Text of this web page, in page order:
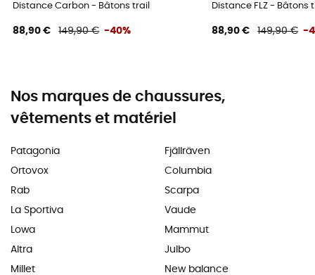
Distance Carbon - Bâtons trail
88,90 € 149,90 € -40%
Distance FLZ - Bâtons
88,90 € 149,90 € -
Nos marques de chaussures,
vêtements et matériel
Patagonia
Ortovox
Rab
La Sportiva
Lowa
Altra
Millet
Fjällräven
Columbia
Scarpa
Vaude
Mammut
Julbo
New balance